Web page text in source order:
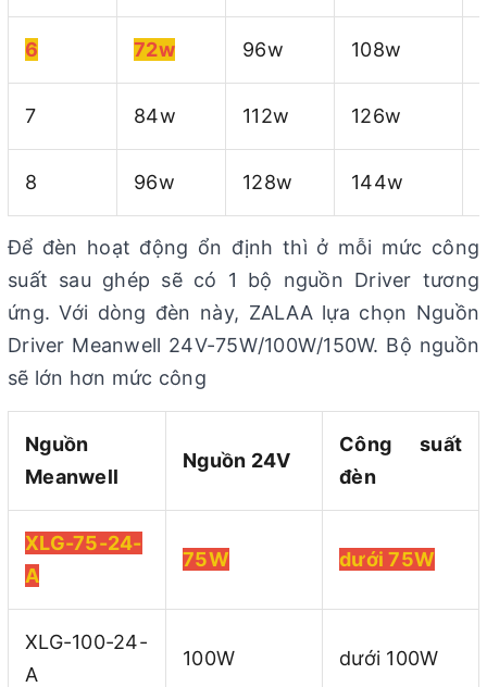
6 72w 96w 108w
7 84w 112w 126w
8 96w 128w 144w
Để đèn hoạt động ổn định thì ở mỗi mức công
suất sau ghép sẽ có 1 bộ nguồn Driver tương
ứng. Với dòng đèn này, ZALAA lựa chọn Nguồn
Driver Meanwell 24V-75W/100W/150W. Bộ nguồn
sẽ lớn hơn mức công
Nguồn
Meanwell
Nguồn 24V
Công suất
đèn
XLG-75-24-
A
75W dưới 75W
XLG-100-24-
A
100W dưới 100W